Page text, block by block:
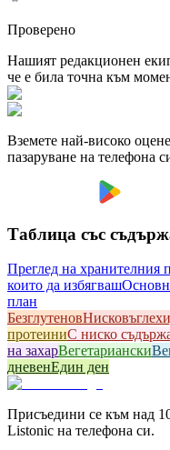
Проверено
Нашият редакционен
че е била точна към
Вземете най-високо
пазаруване на телефона
Таблица със
Преглед на хранителния
които да избягваш
план
Безглутенов
протеиниС ниско
на захарВегетариански
дневенЕдин ден
Присъедини се към над
Listonic на телефона си.